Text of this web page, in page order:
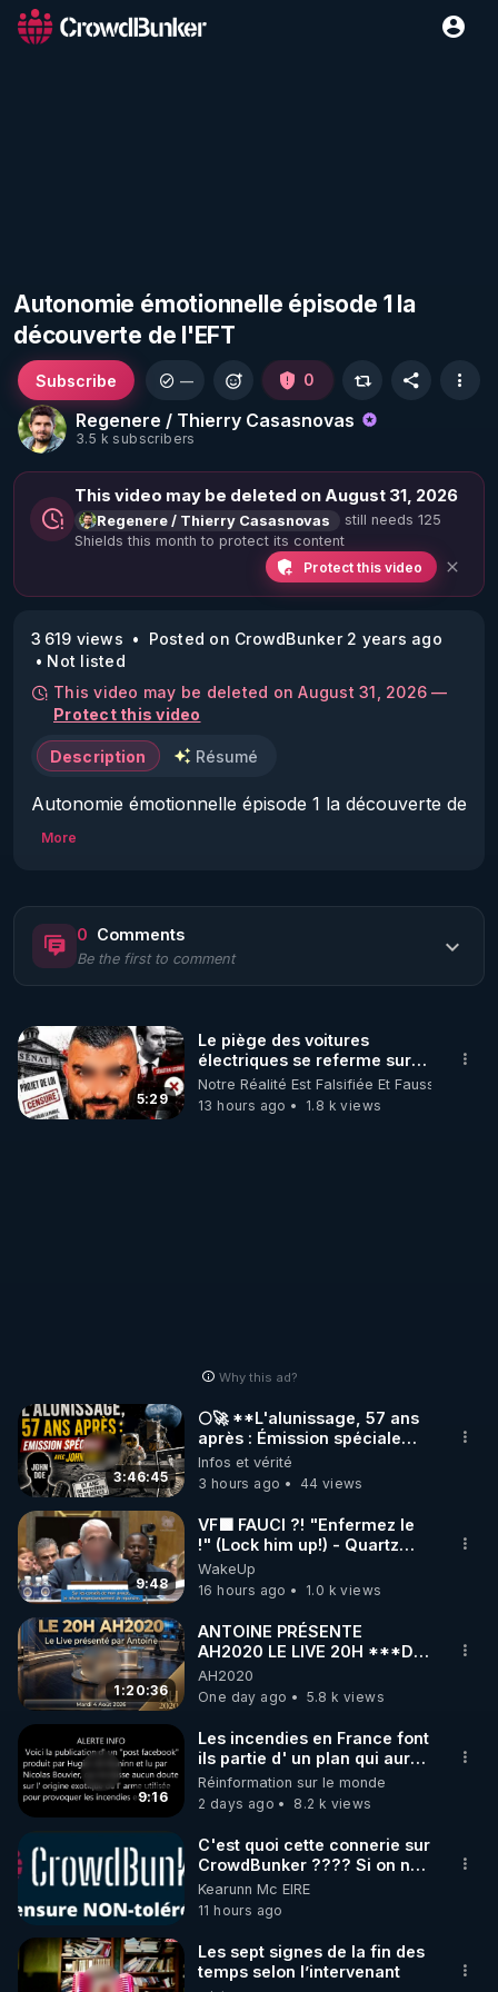
Autonomie émotionnelle épisode 1 la
découverte de l'EFT
Regenere / Thierry Casasnovas
3.5 k subscribers
Subscribe — 0
This video may be deleted on August 31, 2026
Regenere / Thierry Casasnovas
still needs 125
Shields this month to protect its content
Protect this video
3 619 views
Posted on CrowdBunker 2 years ago
Not listed
This video may be deleted on August 31, 2026 —
Protect this video
Description Résumé
Autonomie émotionnelle épisode 1 la découverte de
l'EFT
More
0 Comments
Be the first to comment
5:29
Le piège des voitures
électriques se referme sur
les usagers !
Notre Réalité Est Falsifiée Et Fausse
13 hours ago
1.8 k views
Why this ad?
3:46:45
🌕🚀 **L'alunissage, 57 ans
après : Émission spéciale
avec John Doe !** 👨 🚀✨
Infos et vérité
3 hours ago
44 views
9:48
VF🟩 FAUCI ?! "Enfermez le
!" (Lock him up!) - Quartz
Traduction
WakeUp
16 hours ago
1.0 k views
1:20:36
ANTOINE PRÉSENTE
AH2020 LE LIVE 20H ***DU
04/08/2026*** 📷LE
GRAND RÉVEIL EST EN
MARCHE 📷
AH2020
One day ago
5.8 k views
9:16
Les incendies en France font
ils partie d' un plan qui aurait
débuté le 11 septembre 2001
?
Réinformation sur le monde
2 days ago
8.2 k views
C'est quoi cette connerie sur
CrowdBunker ???? Si on ne
peut plus publier, c'est un
peu de la censure. Ne payez
pas les boucliers pour voir
mes vidéos, c'est une
arnaque parce que ma
chaine et mon travail sont
Kearunn Mc EIRE
11 hours ago
Les sept signes de la fin des
temps selon l’intervenant